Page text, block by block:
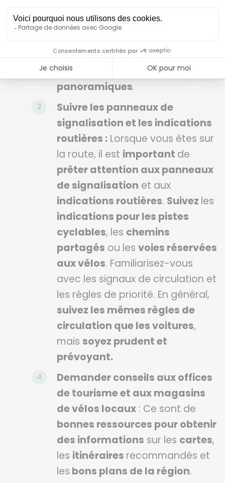
recommandations d’itinéraires
pourprofiter des pistes
cyclables
sentiers
panoramiques.
Suivre les panneaux de
signalisation et les indications
routières : Lorsque vous êtes sur
la route, il est important de
prêter attention aux panneaux
de signalisation et aux
indications routières. Suivez les
indications pour les pistes
cyclables, les chemins
partagés ou les voies réservées
aux vélos. Familiarisez-vous
avec les signaux de circulation et
les règles de priorité. En général,
suivez les mêmes règles de
circulation que les voitures,
mais soyez prudent et
prévoyant.
Demander conseils aux offices
de tourisme et aux magasins
de vélos locaux : Ce sont de
bonnes ressources pour obtenir
des informations sur les cartes,
les itinéraires recommandés et
les bons plans de la région.